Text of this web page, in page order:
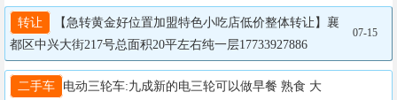
转让
【急转黄金好位置加盟特色小吃店低价整体转让】襄
都区中兴大街217号总面积20平左右纯一层17733927886
07-15
二手车
电动三轮车:九成新的电三轮可以做早餐 熟食 大